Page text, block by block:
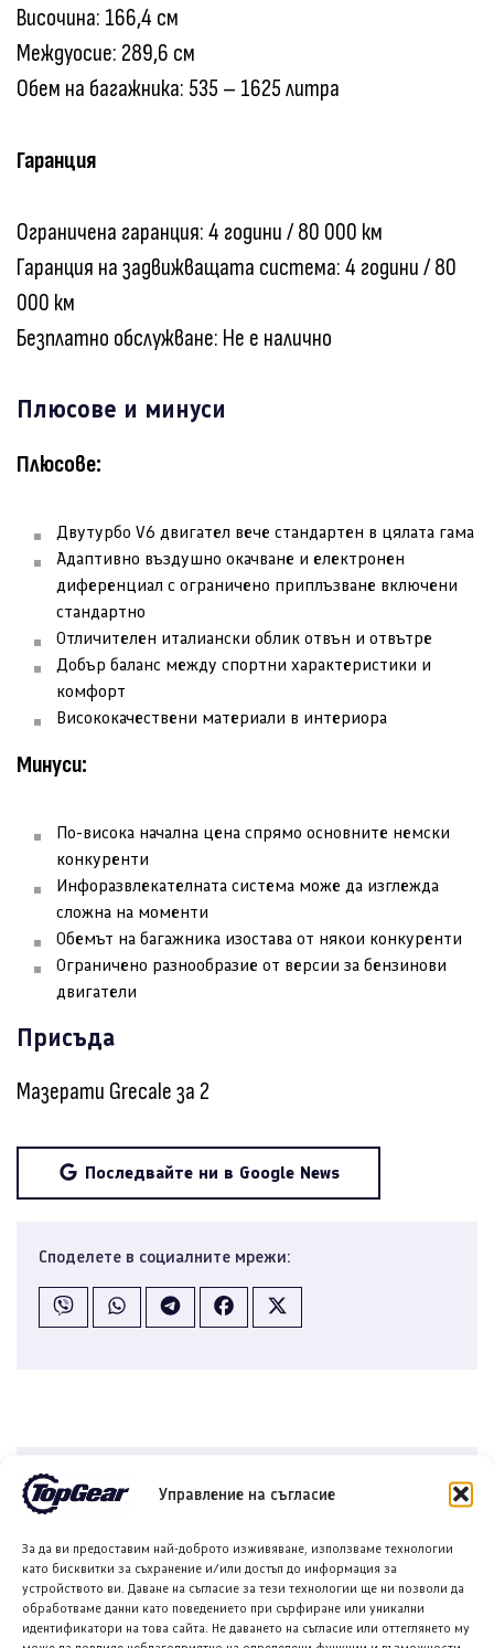
Управление на съгласие
За да ви предоставим най-доброто изживяване, използваме технологии
като бисквитки за съхранение и/или достъп до информация за
устройството ви. Даване на съгласие за тези технологии ще ни позволи да
обработваме данни като поведението при сърфиране или уникални
идентификатори на това сайта. Не даването на съгласие или оттеглянето му
Височина: 166,4 см
Междуосие: 289,6 см
Обем на багажника: 535 – 1625 литра
Гаранция
Ограничена гаранция: 4 години / 80 000 км
Гаранция на задвижващата система: 4 години / 80
000 км
Безплатно обслужване: Не е налично
Плюсове и минуси
Плюсове:
Двутурбо V6 двигател вече стандартен в цялата гама
Адаптивно въздушно окачване и електронен
диференциал с ограничено приплъзване включени
стандартно
Отличителен италиански облик отвън и отвътре
Добър баланс между спортни характеристики и
комфорт
Висококачествени материали в интериора
Минуси:
По-висока начална цена спрямо основните немски
конкуренти
Инфоразвлекателната система може да изглежда
сложна на моменти
Обемът на багажника изостава от някои конкуренти
Ограничено разнообразие от версии за бензинови
двигатели
Присъда
Мазерати Grecale за 2
Последвайте ни в Google News
Споделете в социалните мрежи:
Никола Стоянов